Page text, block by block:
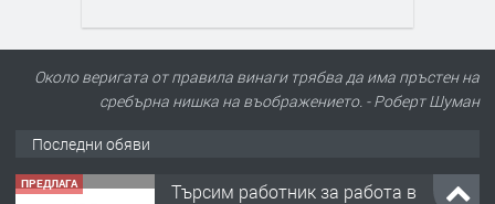
Около веригата от правила винаги трябва да има пръстен на
сребърна нишка на въображението. - Роберт Шуман
Последни обяви
ПРЕДЛАГА 🌱 Работник в разсадник